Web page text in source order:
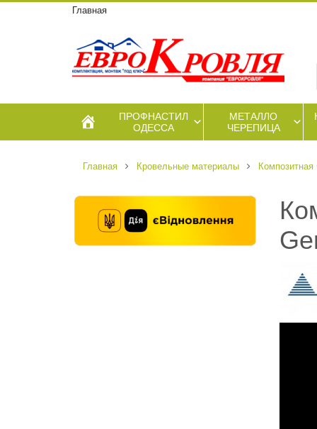
Главная
ПРОФНАСТИЛ
ОДЕССА
МЕТАЛЛО
ЧЕРЕПИЦА
Главная Кровельные материалы Композитная